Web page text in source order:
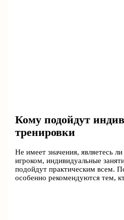
Кому подойдут
тренировки
Не имеет значения, являетесь
игроком, индивидуальные
подойдут практическим всем.
особенно рекомендуются тем,